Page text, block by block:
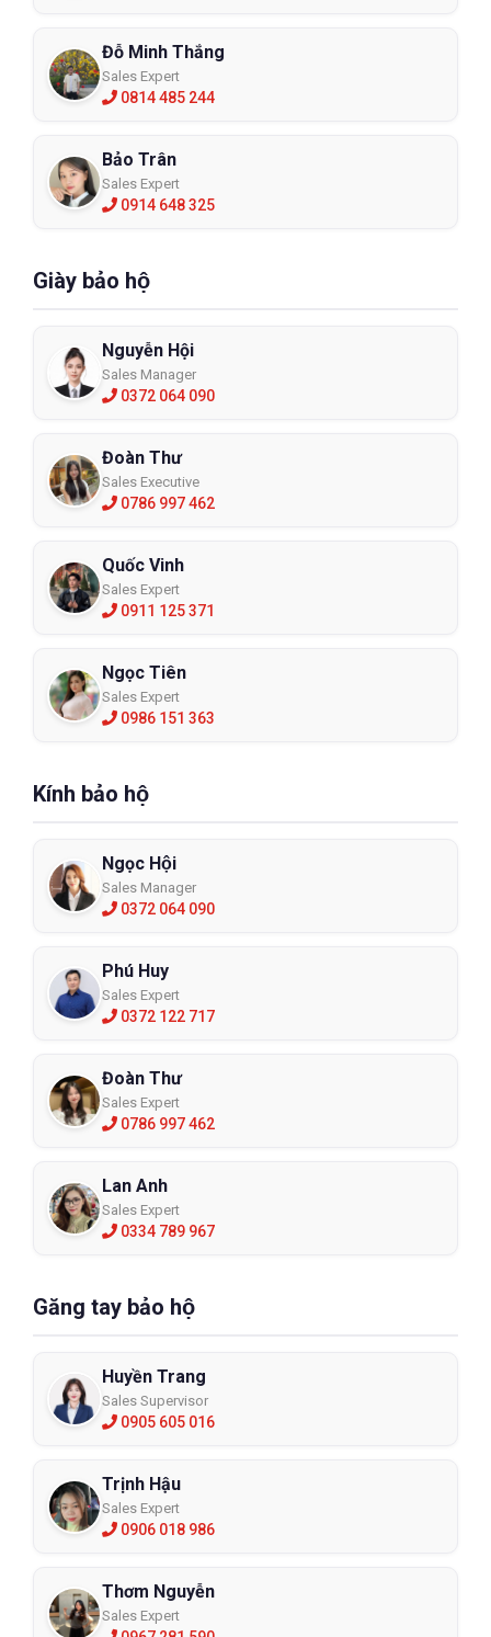
Đỗ Minh Thắng
Sales Expert
0814 485 244
Bảo Trân
Sales Expert
0914 648 325
Giày bảo hộ
Nguyễn Hội
Sales Manager
0372 064 090
Đoàn Thư
Sales Executive
0786 997 462
Quốc Vinh
Sales Expert
0911 125 371
Ngọc Tiên
Sales Expert
0986 151 363
Kính bảo hộ
Ngọc Hội
Sales Manager
0372 064 090
Phú Huy
Sales Expert
0372 122 717
Đoàn Thư
Sales Expert
0786 997 462
Lan Anh
Sales Expert
0334 789 967
Găng tay bảo hộ
Huyền Trang
Sales Supervisor
0905 605 016
Trịnh Hậu
Sales Expert
0906 018 986
Thơm Nguyễn
Sales Expert